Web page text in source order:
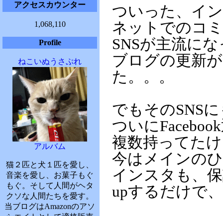
アクセスカウンター
1,068,110
Profile
ねこいぬうさぷれ
アルバム
猫２匹と犬１匹を愛し、
音楽を愛し、お菓子もぐ
もぐ。そして人間がヘタ
クソな人間たちを愛す。
当ブログはAmazonのアソ
ついった、イ
ネットでのコ
SNSが主流に
ブログの更新
た。。。
でもそのSNS
ついに
複数持ってた
今はメインの
インスタも、
upするだけで